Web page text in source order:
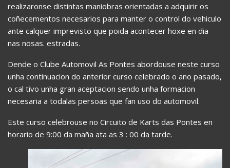
realizaronse distintas maniobras orientadas a adquirir os
coñecementos necesarios para manter o control do vehiculo
ante calquer imprevisto que poida acontecer hoxe en dia
nas nosas. estradas.
Dende o Clube Automovil As Pontes abordouse neste curso
unha continuacion do anterior curso celebrado o ano pasado,
o cal tivo unha gran aceptacion sendo unha formacion
necesaria a todalas persoas que fan uso do automovil.
Este curso celebrouse no Circuito de Karts das Pontes en
horario de 9:00 da maña ata as 3 : 00 da tarde.